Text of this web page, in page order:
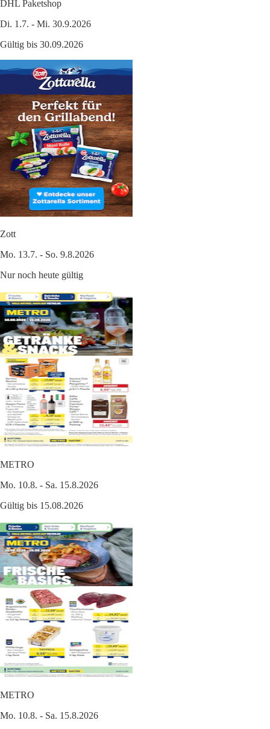
DHL Paketshop
Di. 1.7. - Mi. 30.9.2026
Gültig bis 30.09.2026
Zott
Mo. 13.7. - So. 9.8.2026
Nur noch heute gültig
METRO
Mo. 10.8. - Sa. 15.8.2026
Gültig bis 15.08.2026
METRO
Mo. 10.8. - Sa. 15.8.2026